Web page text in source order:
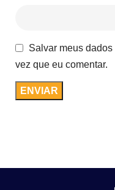
Salvar meus
vez que eu comentar.